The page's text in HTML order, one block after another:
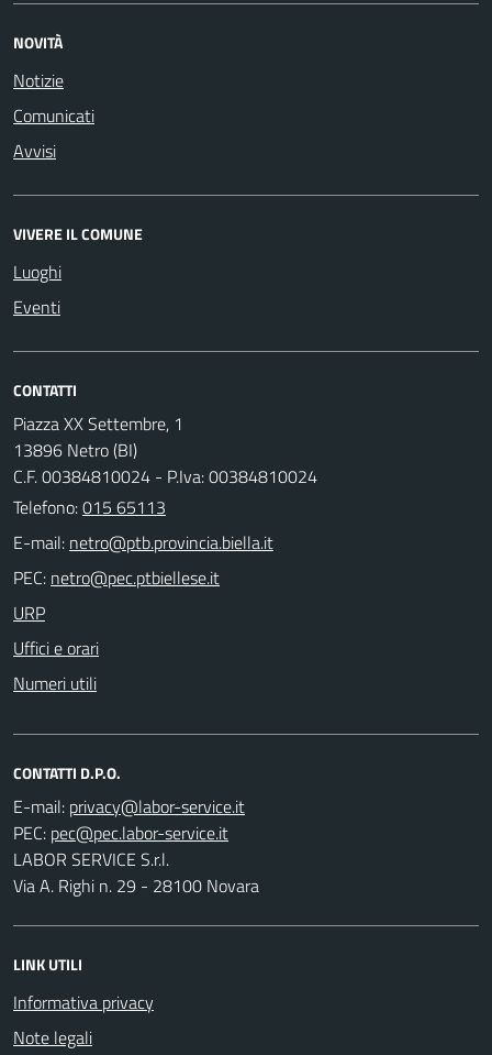
NOVITÀ
Notizie
Comunicati
Avvisi
VIVERE IL COMUNE
Luoghi
Eventi
CONTATTI
Piazza XX Settembre, 1
13896 Netro (BI)
C.F. 00384810024 - P.Iva: 00384810024
Telefono:015 65113
E-mail:
PEC:
URP
Uffici e orari
Numeri utili
CONTATTI D.P.O.
E-mail:
PEC:
LABOR SERVICE S.r.l.
Via A. Righi n. 29 - 28100 Novara
LINK UTILI
Informativa privacy
Note legali